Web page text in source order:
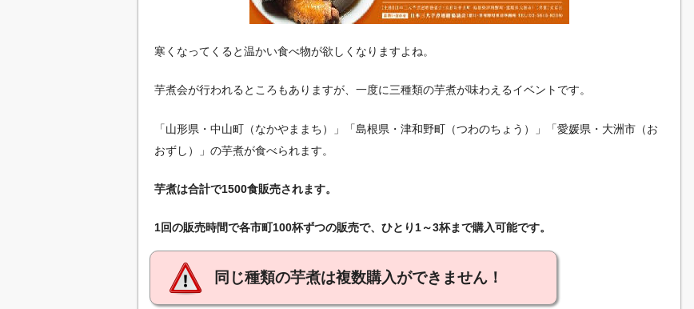
寒くなってくると温かい食べ物が欲しくなりますよね。
芋煮会が行われるところもありますが、一度に三種類の芋煮が味わえるイベントです。
「山形県・中山町（なかやままち）」「島根県・津和野町（つわのちょう）」「愛媛県・大洲市（お
おずし）」の芋煮が食べられます。
芋煮は合計で1500食販売されます。
1回の販売時間で各市町100杯ずつの販売で、ひとり1～3杯まで購入可能です。
同じ種類の芋煮は複数購入ができません！